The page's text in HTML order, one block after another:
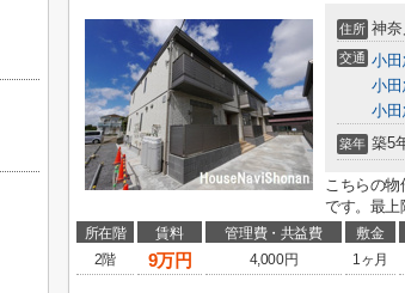
住所 神
交通 小
小
小
築年 築5
こちらの
です。最上
所在階 賃料 管理費・共益費 敷金
2階
9万円 4,000円 1ヶ月